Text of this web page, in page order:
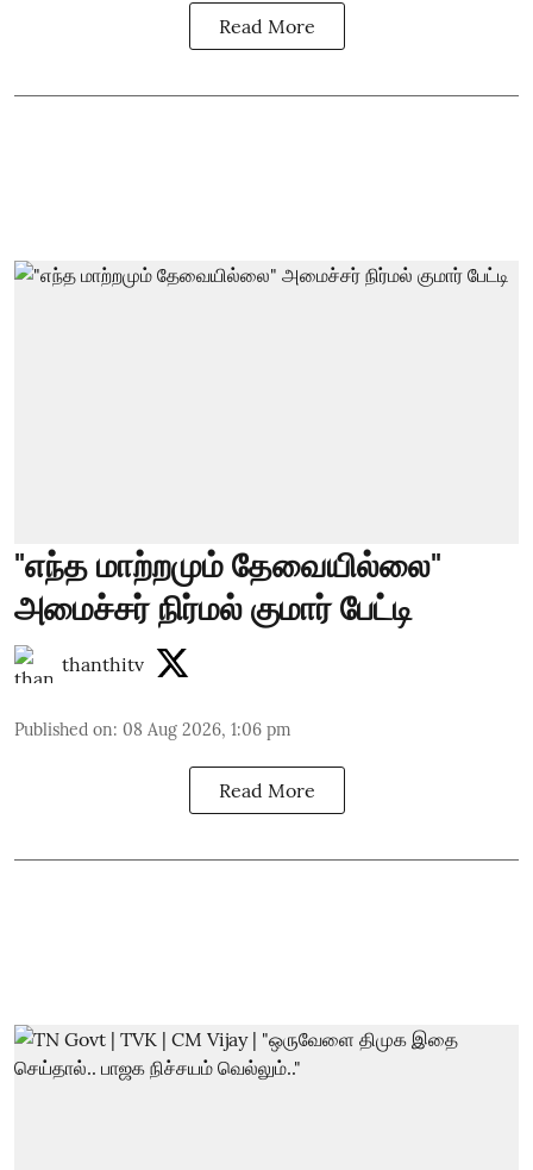
Read More
"எந்த மாற்றமும் தேவையில்லை"
அமைச்சர் நிர்மல் குமார் பேட்டி
thanthitv
Published on: 08 Aug 2026, 1:06 pm
Read More